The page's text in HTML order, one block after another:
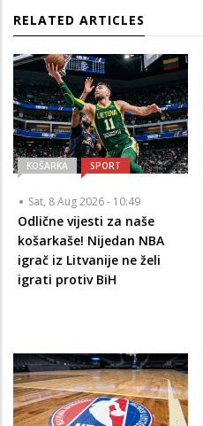
RELATED ARTICLES
KOŠARKA SPORT
Sat, 8 Aug 2026 - 10:49
Odlične vijesti za naše
košarkaše! Nijedan NBA
igrač iz Litvanije ne želi
igrati protiv BiH